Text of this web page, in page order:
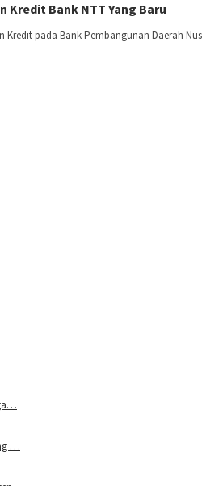
Kredit Bank NTT Yang Baru
pada Bank Pembangunan Daerah
…